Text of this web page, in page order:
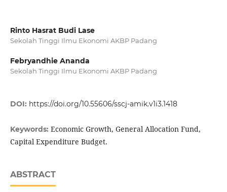
Rinto Hasrat Budi Lase
Sekolah Tinggi Ilmu Ekonomi AKBP Padang
Febryandhie Ananda
Sekolah Tinggi Ilmu Ekonomi AKBP Padang
DOI: https://doi.org/10.55606/sscj-amik.v1i3.1418
Keywords: Economic Growth, General Allocation Fund,
Capital Expenditure Budget.
ABSTRACT